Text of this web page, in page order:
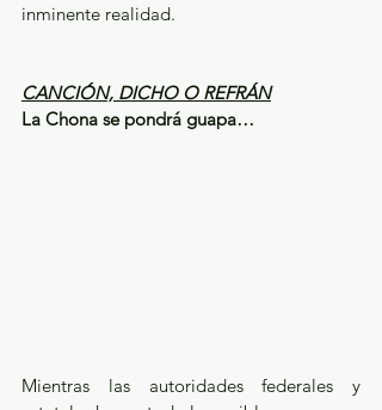
inminente realidad.
CANCIÓN, DICHO O REFRÁN
La Chona se pondrá guapa…
Mientras las autoridades federales y